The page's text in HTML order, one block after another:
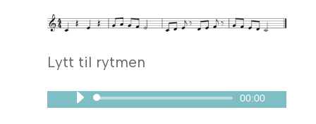
Lytt til rytmen
Lydavspiller 00:00